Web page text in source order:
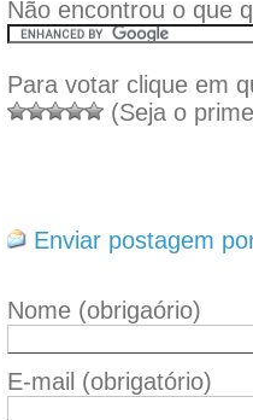
Não encontrou o que
Para votar clique em
(Seja o
Enviar postagem
Nome (obrigaório)
E-mail (obrigatório)